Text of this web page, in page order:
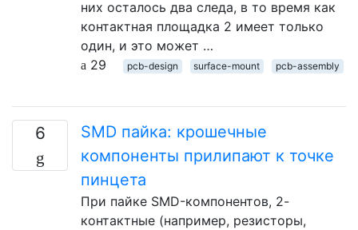
них осталось два следа, в то время как
контактная площадка 2 имеет только
один, и это может …
29
pcb-design surface-mount pcb-assembly
6
SMD пайка: крошечные
компоненты прилипают к точке
пинцета
При пайке SMD-компонентов, 2-
контактные (например, резисторы,